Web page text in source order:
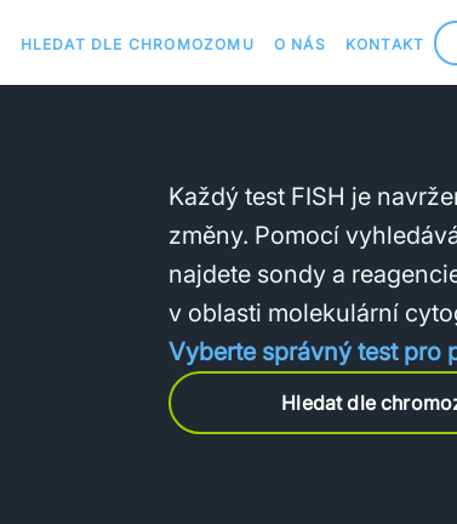
HLEDAT DLE CHROMOZOMU O NÁS KONTAKT
Každý test FISH je
změny. Pomocí
najdete sondy a
v oblasti molekulární
Vyberte správný test pro
Hledat dle